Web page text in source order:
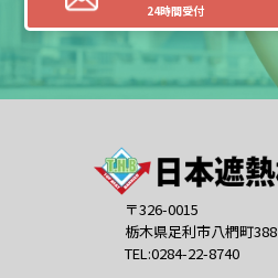
24時間受付
〒326-0015
栃木県足利市八椚町388
TEL:0284-22-8740